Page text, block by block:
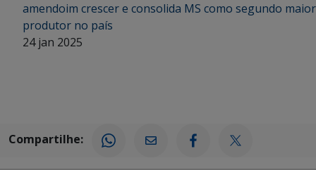
amendoim crescer e consolida MS como segundo maior
produtor no país
24 jan 2025
Compartilhe: